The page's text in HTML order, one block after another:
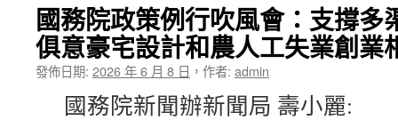
國務院政策例行吹風會：支撐多
俱意豪宅設計和農人工失業創業
發佈日期: 2026 年 6 月 8 日 ， 作者: admin
國務院新聞辦新聞局 壽小麗: